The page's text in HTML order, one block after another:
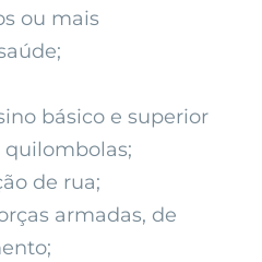
ou mais
básico e superior
quilombolas;
de rua;
armadas, de